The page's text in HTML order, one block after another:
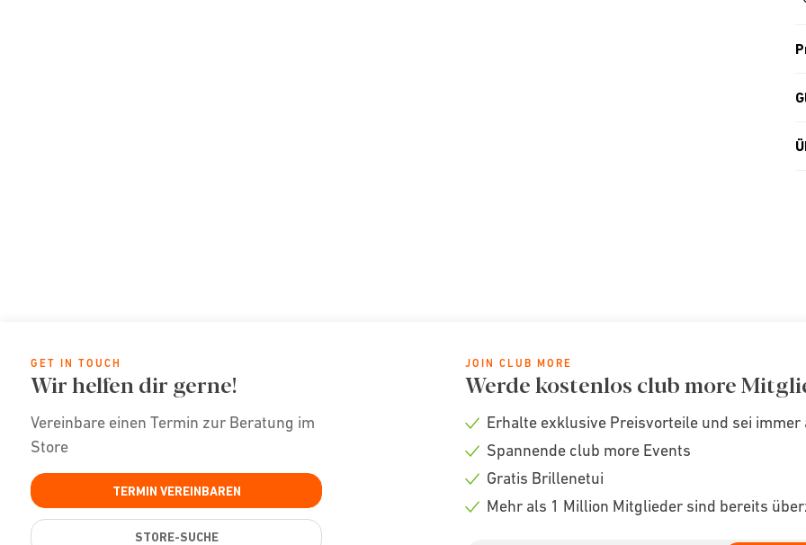
GET IN TOUCH
Wir helfen dir gerne!
Vereinbare einen Termin zur Beratung im
Store
TERMIN VEREINBAREN
STORE-SUCHE
JOIN CLUB MORE
Werde kostenlos club more
Check
Erhalte exklusive Preisvorteile und sei
Check
Spannende club more Events
Check
Gratis Brillenetui
Mehr als 1 Million Mitglieder sind bereits